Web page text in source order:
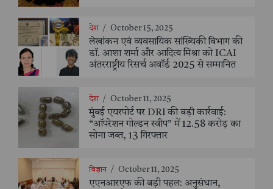
देश / October 15, 2025
लेखांकन एवं व्यवसायिक सांख्यिकी विभाग की
डॉ. आशा शर्मा और आदित्य मिश्रा को ICAI
अंतरराष्ट्रीय रिसर्च अवॉर्ड 2025 से सम्मानित
देश / October 11, 2025
मुंबई एयरपोर्ट पर DRI की बड़ी कार्रवाई:
“ऑपरेशन गोल्डन स्वीप” में 12.58 करोड़ का
सोना जब्त, 13 गिरफ्तार
विज्ञान / October 11, 2025
एएनआरएफ की बड़ी पहल: अनुसंधान,